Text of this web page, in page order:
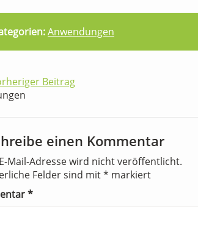
Anwendungen
Beitrag
einen Kommentar
Mail-Adresse wird nicht veröffentlicht.
Felder sind mit* markiert
*